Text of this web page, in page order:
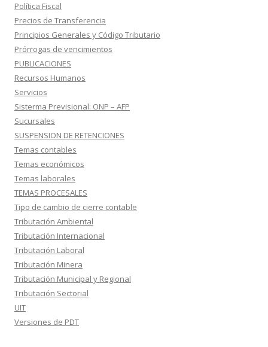
Política Fiscal
Precios de Transferencia
Principios Generales y Código Tributario
Prórrogas de vencimientos
PUBLICACIONES
Recursos Humanos
Servicios
Sisterma Previsional: ONP – AFP
Sucursales
SUSPENSION DE RETENCIONES
Temas contables
Temas económicos
Temas laborales
TEMAS PROCESALES
Tipo de cambio de cierre contable
Tributación Ambiental
Tributación Internacional
Tributación Laboral
Tributación Minera
Tributación Municipal y Regional
Tributación Sectorial
UIT
Versiones de PDT